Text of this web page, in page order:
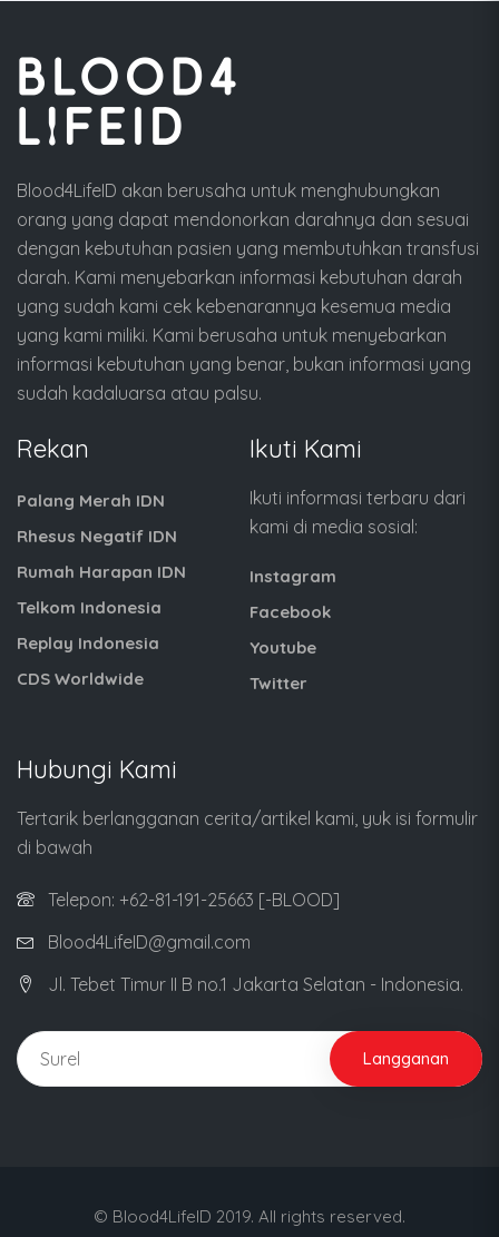
Blood4LifeID akan berusaha untuk menghubungkan
orang yang dapat mendonorkan darahnya dan sesuai
dengan kebutuhan pasien yang membutuhkan transfusi
darah. Kami menyebarkan informasi kebutuhan darah
yang sudah kami cek kebenarannya kesemua media
yang kami miliki. Kami berusaha untuk menyebarkan
informasi kebutuhan yang benar, bukan informasi yang
sudah kadaluarsa atau palsu.
Rekan
Palang Merah IDN
Rhesus Negatif IDN
Rumah Harapan IDN
Telkom Indonesia
Replay Indonesia
CDS Worldwide
Ikuti Kami
Ikuti informasi terbaru dari
kami di media sosial:
Instagram
Facebook
Youtube
Twitter
Hubungi Kami
Tertarik berlangganan cerita/artikel kami, yuk isi formulir
di bawah
Telepon: +62-81-191-25663 [-BLOOD]
Blood4LifeID@gmail.com
Jl. Tebet Timur II B no.1 Jakarta Selatan - Indonesia.
Langganan
© Blood4LifeID 2019. All rights reserved.